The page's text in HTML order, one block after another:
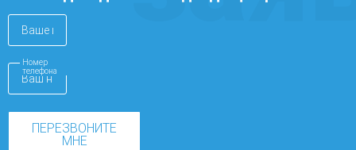
Номер
телефона
ПЕРЕЗВОНИТЕ
МНЕ